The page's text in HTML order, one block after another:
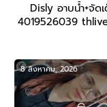
Disly อาบน้ำ+จัด
4019526039
8 สิงหาคม, 2026